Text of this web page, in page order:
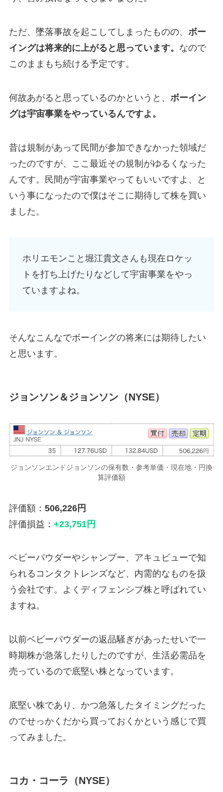
ただ、墜落事故を起こしてしまったものの、 ボー
イングは将来的に上がると思っています。 なので
このままもち続ける予定です。
何故あがると思っているのかというと、 ボーイン
グは宇宙事業をやっているんですよ。
昔は規制があって民間が参加できなかった領域だ
ったのですが、ここ最近その規制がゆるくなった
んです。民間が宇宙事業やってもいいですよ、と
いう事になったので僕はそこに期待して株を買い
ました。
ホリエモンこと堀江貴文さんも現在ロケッ
トを打ち上げたりなどして宇宙事業をやっ
ていますよね。
そんなこんなでボーイングの将来には期待したい
と思います。
ジョンソン＆ジョンソン（NYSE）
ジョンソンエンドジョンソンの保有数・参考単価・現在地・円換
算評価額
評価額： 506,226円
評価損益： +23,751円
ベビーパウダーやシャンプー、アキュビューで知
られるコンタクトレンズなど、内需的なものを扱
う会社です。よくディフェンシブ株と呼ばれてい
ますね。
以前ベビーパウダーの返品騒ぎがあったせいで一
時期株が急落したりしたのですが、生活必需品を
売っているので底堅い株となっています。
底堅い株であり、かつ急落したタイミングだった
のでせっかくだから買っておくかという感じで買
ってみました。
コカ・コーラ（NYSE）